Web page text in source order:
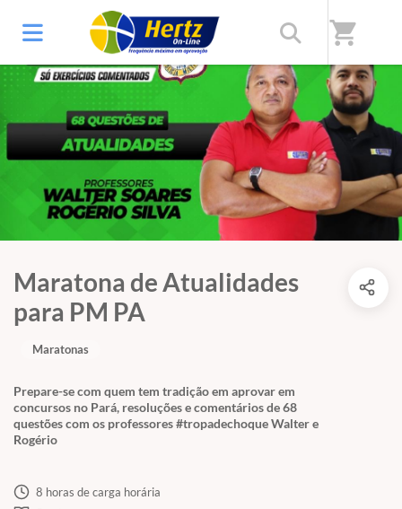
shopping_cart
Maratona de Atualidades
para PM PA
Prepare-se com quem tem tradição em aprovar em
concursos no Pará, resoluções e comentários de 68
questões com os professores #tropadechoque Walter e
Rogério
Maratonas
8 horas de carga horária